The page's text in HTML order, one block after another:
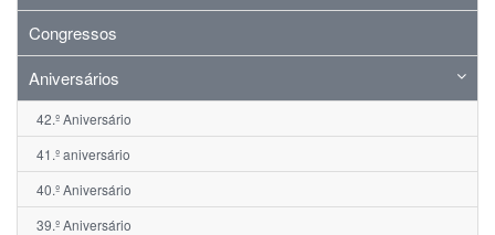
Congressos
Aniversários
42.º Aniversário
41.º aniversário
40.º Aniversário
39.º Aniversário